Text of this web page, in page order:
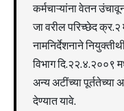
कर्मचाऱ्यांना वेतन
जा वरील परिच्छेद
नामनिर्देशनाने
विभाग दि.२२.४.२००९
अन्य अटींच्या पूर्ततेच्या
देण्यात यावे.